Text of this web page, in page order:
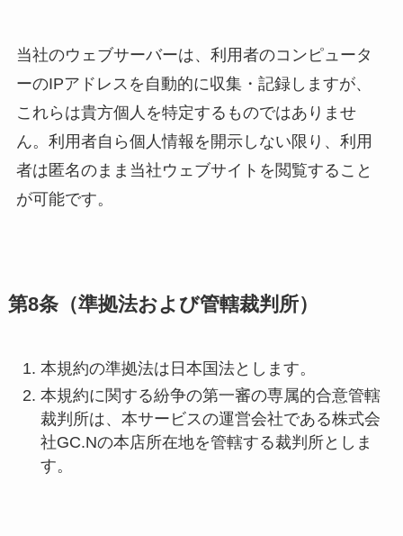
当社のウェブサーバーは、利用者のコンピュータ
ーのIPアドレスを自動的に収集・記録しますが、
これらは貴方個人を特定するものではありませ
ん。利用者自ら個人情報を開示しない限り、利用
者は匿名のまま当社ウェブサイトを閲覧すること
が可能です。
第8条（準拠法および管轄裁判所）
本規約の準拠法は日本国法とします。
本規約に関する紛争の第一審の専属的合意管轄
裁判所は、本サービスの運営会社である株式会
社GC.Nの本店所在地を管轄する裁判所としま
す。